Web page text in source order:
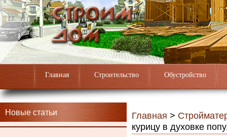
Главная Строительство Обустройство
Новые статьи Главная >
курицу в духовке